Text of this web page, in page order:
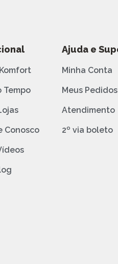
Tempo
Conosco
Ajuda e
Minha Conta
Meus Pedidos
Atendimento
2º via boleto